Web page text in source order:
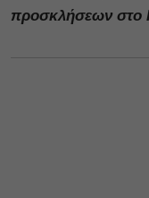
προσκλήσεων στο